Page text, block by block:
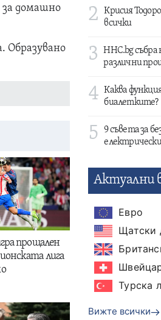
за домашно
Образувано
прощален
лига
2
Крисия
всички
3
HHC.bg
различни
4 Каква
биалетките?
5
9 съвета за
Актуални
Евро
Щатски
Турска
Вижте всички